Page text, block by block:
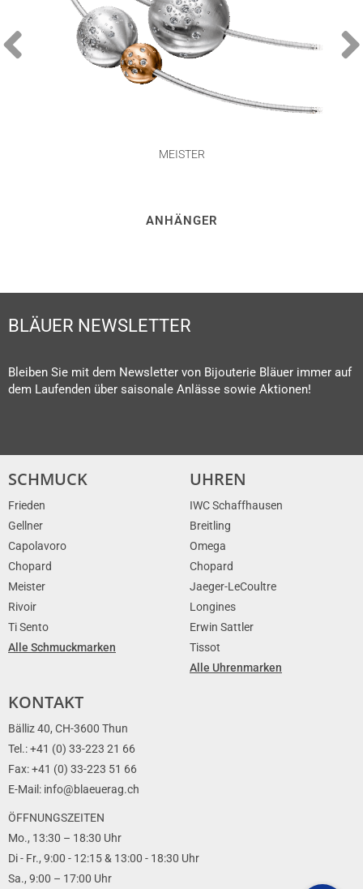
MEISTER
ANHÄNGER
BLÄUER NEWSLETTER
Bleiben Sie mit dem Newsletter von Bijouterie Bläuer immer auf
dem Laufenden über saisonale Anlässe sowie Aktionen!
SCHMUCK
Frieden
Gellner
Capolavoro
Chopard
Meister
Rivoir
Ti Sento
Alle Schmuckmarken
UHREN
IWC Schaffhausen
Breitling
Omega
Chopard
Jaeger-LeCoultre
Longines
Erwin Sattler
Tissot
Alle Uhrenmarken
KONTAKT
Bälliz 40, CH-3600 Thun
Tel.: +41 (0) 33-223 21 66
Fax: +41 (0) 33-223 51 66
E-Mail: info@blaeuerag.ch
ÖFFNUNGSZEITEN
Mo., 13:30 – 18:30 Uhr
Di - Fr., 9:00 - 12:15 & 13:00 - 18:30 Uhr
Sa., 9:00 – 17:00 Uhr